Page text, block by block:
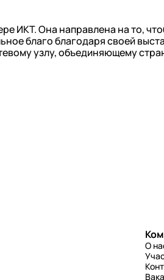
ИКТ. Она направлена на то,
благо благодаря своей
узлу, объединяющему
О